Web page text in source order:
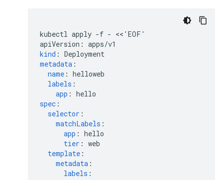
kubectl apply -f - <<'EOF'
apiVersion : apps/v1
kind : Deployment
metadata :
name : helloweb
labels :
app : hello
spec :
selector :
matchLabels :
app : hello
tier : web
template :
metadata :
labels :